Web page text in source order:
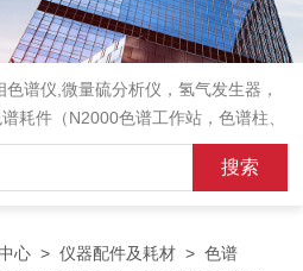
谱仪,微量硫分析仪，氢气发生器，
耗件（N2000色谱工作站，色谱柱、
空进样器，热解析仪，紫外分光光度
叶红外光谱仪，分析天平等常规实验
心 >仪器配件及耗材 >色谱